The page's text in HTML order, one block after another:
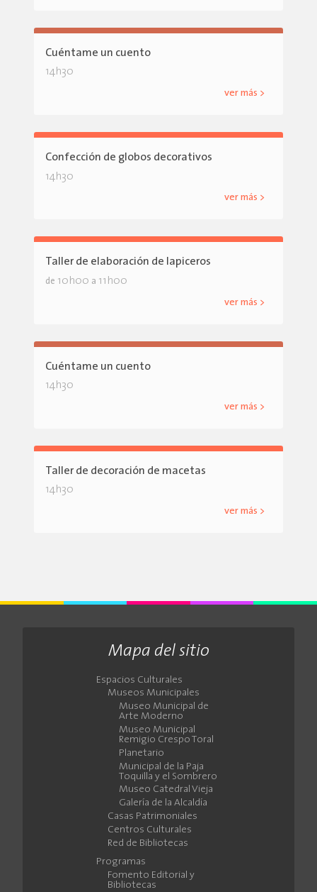
Cuéntame un cuento
14h30
ver más >
Confección de globos decorativos
14h30
ver más >
Taller de elaboración de lapiceros
de 10h00 a 11h00
ver más >
Cuéntame un cuento
14h30
ver más >
Taller de decoración de macetas
14h30
ver más >
Mapa del sitio
Espacios Culturales
Museos Municipales
Museo Municipal de
Arte Moderno
Museo Municipal
Remigio Crespo Toral
Planetario
Municipal de la Paja
Toquilla y el Sombrero
Museo Catedral Vieja
Galería de la Alcaldía
Casas Patrimoniales
Centros Culturales
Red de Bibliotecas
Programas
Fomento Editorial y
Bibliotecas